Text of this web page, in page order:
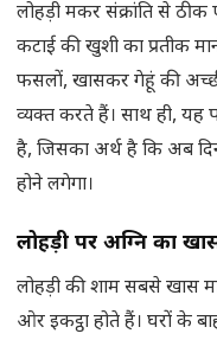
लोहड़ी मकर संक्रांति से
कटाई की खुशी का प्रतीक
फसलों, खासकर गेहूं की
व्यक्त करते हैं। साथ ही, यह
है, जिसका अर्थ है कि अब
होने लगेगा।
लोहड़ी पर अग्नि का
लोहड़ी की शाम सबसे खास
ओर इकट्ठा होते हैं। घरों के